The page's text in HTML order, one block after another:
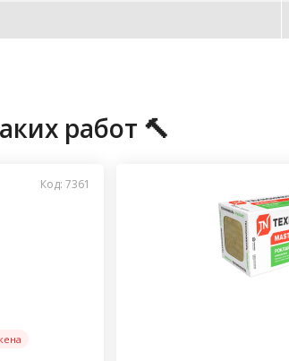
работ 🔨
Код: 7361